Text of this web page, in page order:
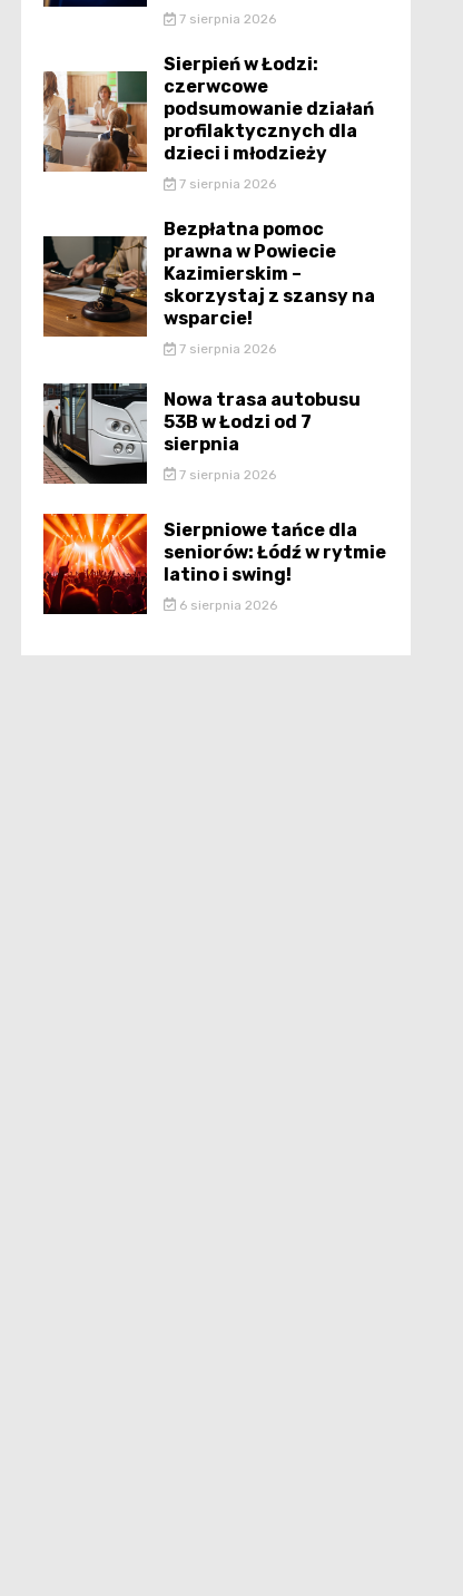
7 sierpnia 2026
Sierpień w Łodzi:
czerwcowe
podsumowanie działań
profilaktycznych dla
dzieci i młodzieży
7 sierpnia 2026
Bezpłatna pomoc
prawna w Powiecie
Kazimierskim –
skorzystaj z szansy na
wsparcie!
7 sierpnia 2026
Nowa trasa autobusu
53B w Łodzi od 7
sierpnia
7 sierpnia 2026
Sierpniowe tańce dla
seniorów: Łódź w rytmie
latino i swing!
6 sierpnia 2026